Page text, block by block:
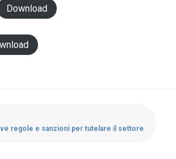
Download
regole e sanzioni per tutelare il settore